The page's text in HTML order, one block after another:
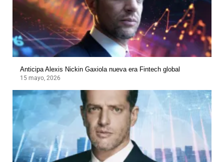
Anticipa Alexis Nickin Gaxiola nueva era Fintech global
15 mayo, 2026